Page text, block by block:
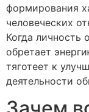
формирования
человеческих
Когда личность
обретает
тяготеет к
деятельности